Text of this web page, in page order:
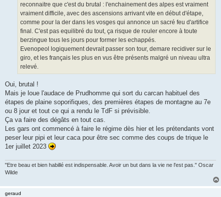
reconnaitre que c'est du brutal : l'enchainement des alpes est vraiment
vraiment difficile, avec des ascensions arrivant vite en début d'étape,
comme pour la der dans les vosges qui annonce un sacré feu d'artifice
final. C'est pas equilibré du tout, ça risque de rouler encore à toute
berzingue tous les jours pour former les echappés.
Evenopeol logiquement devrait passer son tour, demare recidiver sur le
giro, et les français les plus en vus être présents malgré un niveau ultra
relevé.
Oui, brutal !
Mais je loue l'audace de Prudhomme qui sort du carcan habituel des
étapes de plaine soporifiques, des premières étapes de montagne au 7e
ou 8 jour et tout ce qui a rendu le TdF si prévisible.
Ça va faire des dégâts en tout cas.
Les gars ont commencé à faire le régime dès hier et les prétendants vont
peser leur pipi et leur caca pour être sec comme des coups de trique le
1er juillet 2023
"Etre beau et bien habillé est indispensable. Avoir un but dans la vie ne l'est pas." Oscar
Wilde
geraud